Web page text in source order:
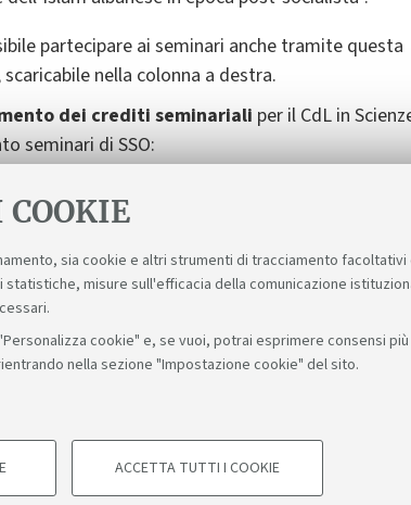
sia cookie e altri strumenti di tracciamento
misure sull'efficacia della comunicazione
cookie" e, se vuoi, potrai esprimere consensi
nella sezione "Impostazione cookie" del sito.
COOKIE TECNICI -
ACCETTA TUTTI I COOKIE
partecipare ai seminari anche tramite questa
nella colonna a destra.
dei crediti seminariali per il CdL in
seminari di SSO:
- Via Zamboni, 33 - 40126 Bologna - PI: 01131710376 -
cookie